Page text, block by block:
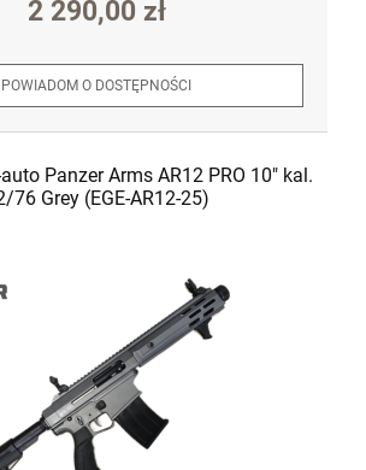
2 290,00 zł
POWIADOM O DOSTĘPNOŚCI
Panzer Arms AR12 PRO 10" kal.
76 Grey (EGE-AR12-25)